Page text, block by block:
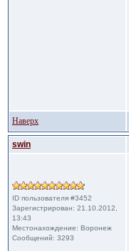
Наверх
swin
ID пользователя #3452
Зарегистрирован: 21.10.2012,
13:43
Местонахождение: Воронеж
Сообщений: 3293